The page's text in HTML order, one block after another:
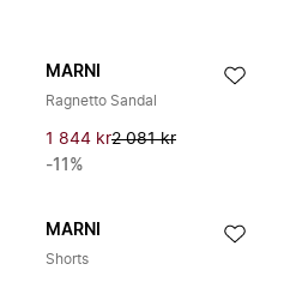
MARNI
Ragnetto Sandal
1 844 kr2 081 kr
-11%
MARNI
Shorts